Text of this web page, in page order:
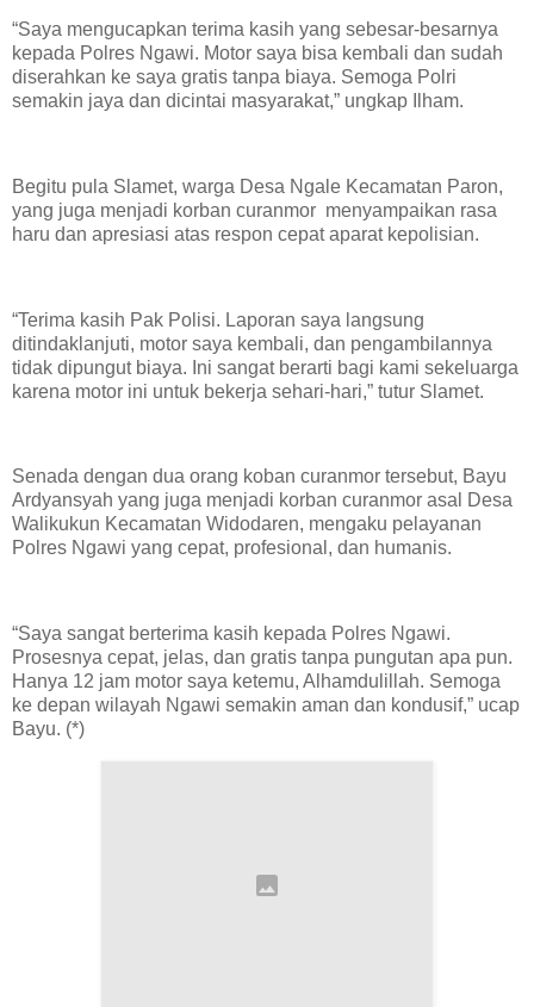
“Saya mengucapkan terima kasih yang sebesar-besarnya
kepada Polres Ngawi. Motor saya bisa kembali dan sudah
diserahkan ke saya gratis tanpa biaya. Semoga Polri
semakin jaya dan dicintai masyarakat,” ungkap Ilham.
Begitu pula Slamet, warga Desa Ngale Kecamatan Paron,
yang juga menjadi korban curanmor menyampaikan rasa
haru dan apresiasi atas respon cepat aparat kepolisian.
“Terima kasih Pak Polisi. Laporan saya langsung
ditindaklanjuti, motor saya kembali, dan pengambilannya
tidak dipungut biaya. Ini sangat berarti bagi kami sekeluarga
karena motor ini untuk bekerja sehari-hari,” tutur Slamet.
Senada dengan dua orang koban curanmor tersebut, Bayu
Ardyansyah yang juga menjadi korban curanmor asal Desa
Walikukun Kecamatan Widodaren, mengaku pelayanan
Polres Ngawi yang cepat, profesional, dan humanis.
“Saya sangat berterima kasih kepada Polres Ngawi.
Prosesnya cepat, jelas, dan gratis tanpa pungutan apa pun.
Hanya 12 jam motor saya ketemu, Alhamdulillah. Semoga
ke depan wilayah Ngawi semakin aman dan kondusif,” ucap
Bayu. (*)